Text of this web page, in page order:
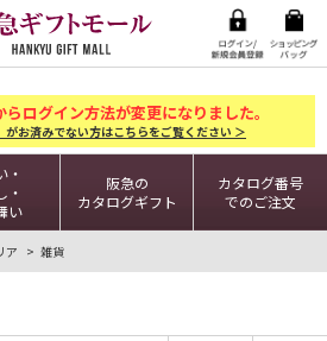
らログイン方法が変更になりました。
お済みでない方はこちらをご覧ください ＞
・
・
い
阪急の
カタログギフト
カタログ番号
でのご注文
ア 雑貨